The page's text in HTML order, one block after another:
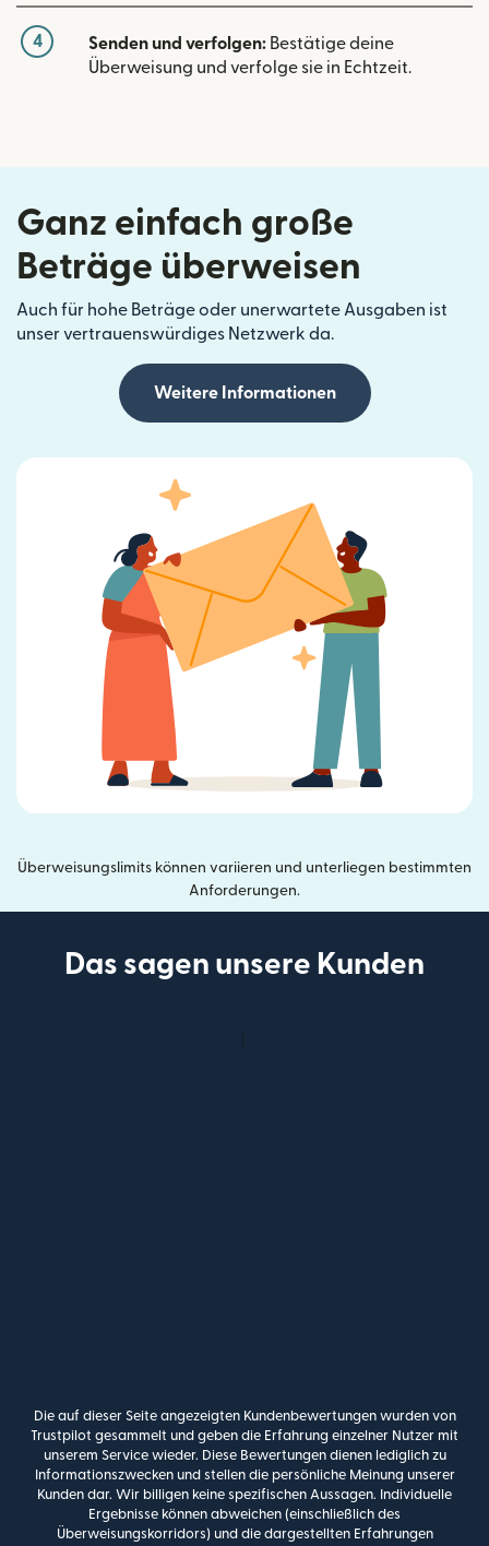
4 Senden und verfolgen: Bestätige deine
Überweisung und verfolge sie in Echtzeit.
Ganz einfach große
Beträge überweisen
Auch für hohe Beträge oder unerwartete Ausgaben ist
unser vertrauenswürdiges Netzwerk da.
Weitere Informationen
Überweisungslimits können variieren und unterliegen bestimmten
Anforderungen.
Das sagen unsere Kunden
Die auf dieser Seite angezeigten Kundenbewertungen wurden von
Trustpilot gesammelt und geben die Erfahrung einzelner Nutzer mit
unserem Service wieder. Diese Bewertungen dienen lediglich zu
Informationszwecken und stellen die persönliche Meinung unserer
Kunden dar. Wir billigen keine spezifischen Aussagen. Individuelle
Ergebnisse können abweichen (einschließlich des
Überweisungskorridors) und die dargestellten Erfahrungen